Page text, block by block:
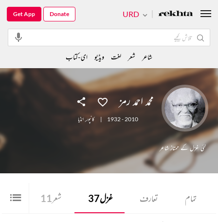
محمد احمد رمز
1932 - 2010
| کانپور,انڈیا
نئی غزل کے ممتاز شاعر
تمام تعارف غزل37 شعر11
URD
Get App Donate
شاعر شعر لغت ویڈیو ای-کتاب